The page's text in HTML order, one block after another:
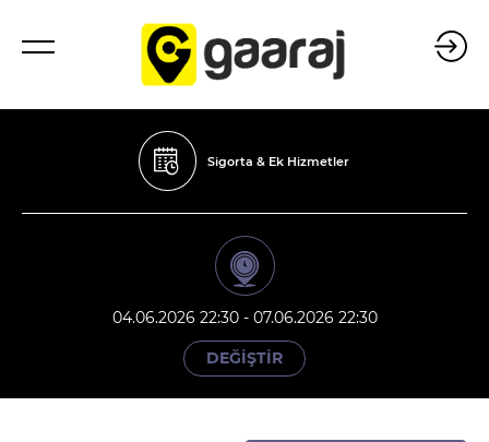
Sigorta & Ek Hizmetler
04.06.2026 22:30 - 07.06.2026 22:30
DEĞİŞTİR